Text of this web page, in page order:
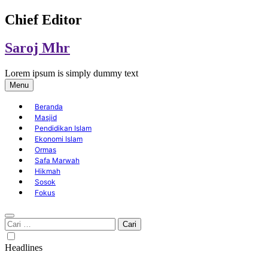
Chief Editor
Saroj Mhr
Lorem ipsum is simply dummy text
Menu
Beranda
Masjid
Pendidikan Islam
Ekonomi Islam
Ormas
Safa Marwah
Hikmah
Sosok
Fokus
Cari
untuk:
Headlines